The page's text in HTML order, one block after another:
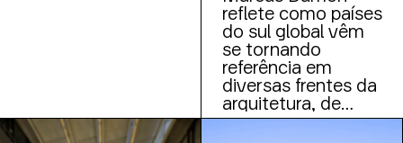
reflete como países
do sul global vêm
se tornando
referência em
diversas frentes da
arquitetura, de
tecnologia a